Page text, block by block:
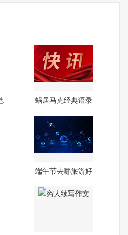
蜗居马克经典语录
端午节去哪旅游好